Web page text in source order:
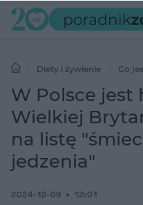
Diety i żywienie Co
Brytanii właśnie trafiła na listę
W Polsce jest
Wielkiej
na listę
jedzenia"
2024-12-09 12:01